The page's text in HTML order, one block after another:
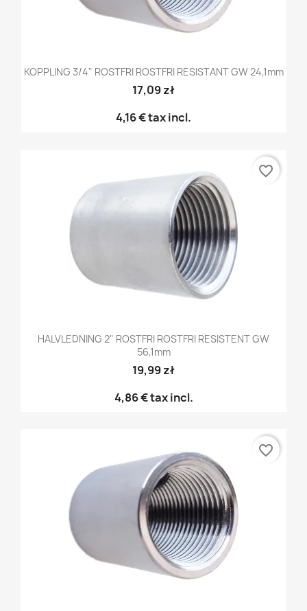
KOPPLING 3/4" ROSTFRI ROSTFRI RESISTANT GW 24,1mm
17,09 zł
4,16 €tax incl.
HALVLEDNING 2" ROSTFRI ROSTFRI RESISTENT GW
56,1mm
19,99 zł
4,86 €tax incl.
favorite_border
favorite_border